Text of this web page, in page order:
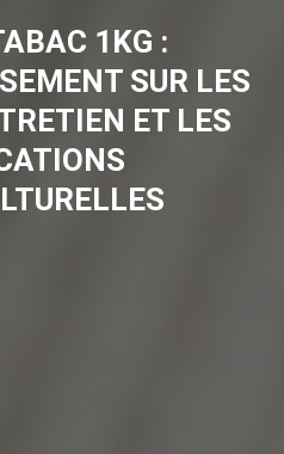
1KG :
SUR LES
ET LES